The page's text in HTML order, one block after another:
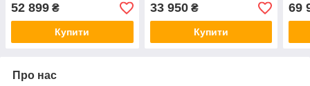
52 899 ₴
Купити
33 950₴
Купити
69
Про нас